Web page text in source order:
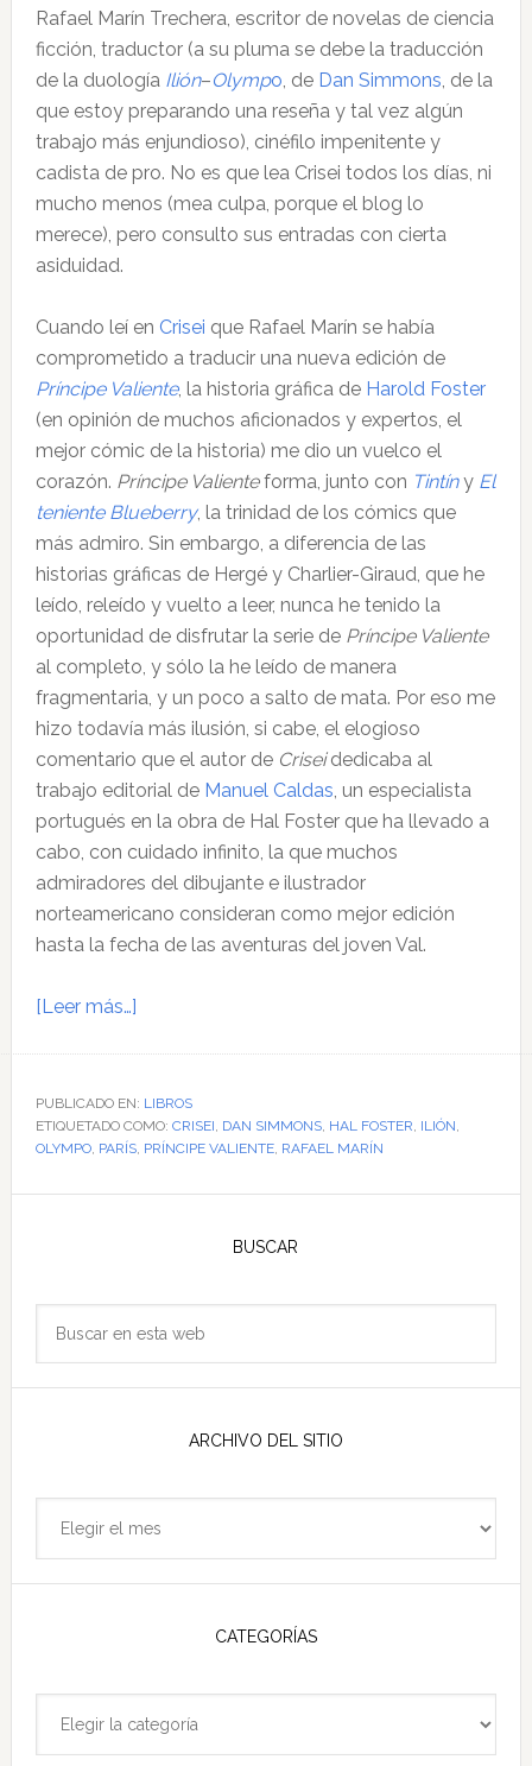
Rafael Marín Trechera, escritor de novelas de ciencia
ficción, traductor (a su pluma se debe la traducción
de la duología Ilión–Olympo , de Dan Simmons , de la
que estoy preparando una reseña y tal vez algún
trabajo más enjundioso), cinéfilo impenitente y
cadista de pro. No es que lea Crisei todos los días, ni
mucho menos (mea culpa, porque el blog lo
merece), pero consulto sus entradas con cierta
asiduidad.
Cuando leí en Crisei que Rafael Marín se había
comprometido a traducir una nueva edición de
Príncipe Valiente, la historia gráfica de Harold Foster
(en opinión de muchos aficionados y expertos, el
mejor cómic de la historia) me dio un vuelco el
corazón. Príncipe Valienteforma, junto con Tintíny El
teniente Blueberry, la trinidad de los cómics que
más admiro. Sin embargo, a diferencia de las
historias gráficas de Hergé y Charlier-Giraud, que he
leído, releído y vuelto a leer, nunca he tenido la
oportunidad de disfrutar la serie de Príncipe Valiente
al completo, y sólo la he leído de manera
fragmentaria, y un poco a salto de mata. Por eso me
hizo todavía más ilusión, si cabe, el elogioso
comentario que el autor de Criseidedicaba al
trabajo editorial de Manuel Caldas , un especialista
portugués en la obra de Hal Foster que ha llevado a
cabo, con cuidado infinito, la que muchos
admiradores del dibujante e ilustrador
norteamericano consideran como mejor edición
hasta la fecha de las aventuras del joven Val.
[Leer más…]acerca
mejor
cómic
de
la
PUBLICADO EN: LIBROS
ETIQUETADO COMO: CRISEI DAN SIMMONS, HAL FOSTER ILIÓN
OLYMPO, PARÍS, PRÍNCIPE VALIENTE, RAFAEL MARÍN
principal
BUSCAR
ARCHIVO DEL SITIO
CATEGORÍAS